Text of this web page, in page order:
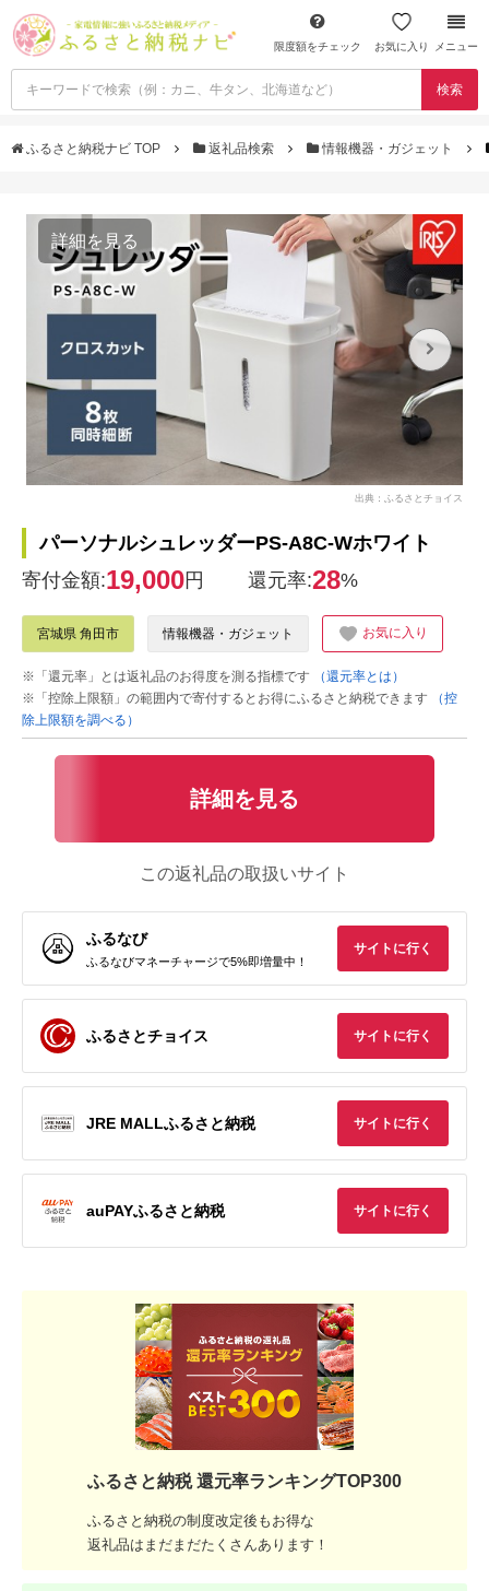
限度額をチェック お気に入り メニュー
検索
ふるさと納税ナビ TOP 返礼品検索 情報機器・ガジェット
詳細を見る
出典：ふるさとチョイス
パーソナルシュレッダーPS-A8C-Wホワイト
寄付金額:19,000円 還元率:28%
宮城県 角田市 情報機器・ガジェット お気に入り
※「還元率」とは返礼品のお得度を測る指標です
（還元率とは）
※「控除上限額」の範囲内で寄付するとお得にふるさと納税できます
（控
除上限額を調べる）
詳細を見る
この返礼品の取扱いサイト
ふるなび
ふるなびマネーチャージで5%即増量中！
サイトに行く
ふるさとチョイス サイトに行く
JRE MALLふるさと納税 サイトに行く
auPAYふるさと納税 サイトに行く
ふるさと納税 還元率ランキングTOP300
ふるさと納税の制度改定後もお得な
返礼品はまだまだたくさんあります！